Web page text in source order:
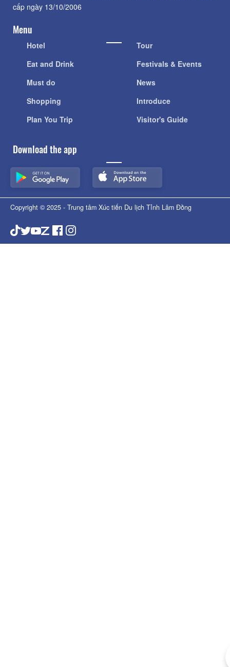
cấp ngày 13/10/2006
Menu
Hotel
Eat and Drink
Must do
Shopping
Plan You Trip
Tour
Festivals & Events
News
Introduce
Visitor's Guide
Download the app
Copyright © 2025 - Trung tâm Xúc tiến Du lịch Tỉnh Lâm Đồng